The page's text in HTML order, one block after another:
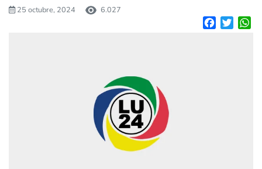
25 octubre, 2024 6.027
Facebook